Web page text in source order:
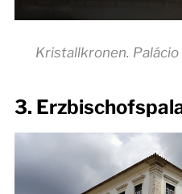
Kristallkronen.
3.